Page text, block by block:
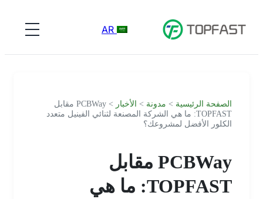
الصفحة الرئيسية>مدونة>الأخبار
> PCBWay مقابل
TOPFAST: ما هي الشركة المصنعة لثنائي الفينيل متعدد
الكلور الأفضل لمشروعك؟
PCBWay مقابل
TOPFAST: ما هي